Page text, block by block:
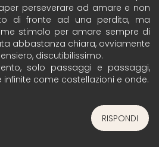
perseverare ad amare e non
di fronte ad una perdita, ma
stimolo per amare sempre di
abbastanza chiara, ovviamente
discutibilissimo.
solo passaggi e passaggi,
come costellazioni e onde.
RISPONDI